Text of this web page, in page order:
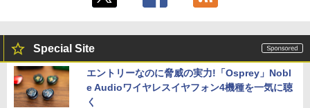
Special Site
エントリーなのに脅威の実力!「Osprey」Nobl
e Audioワイヤレスイヤフォン4機種を一気に聴
く